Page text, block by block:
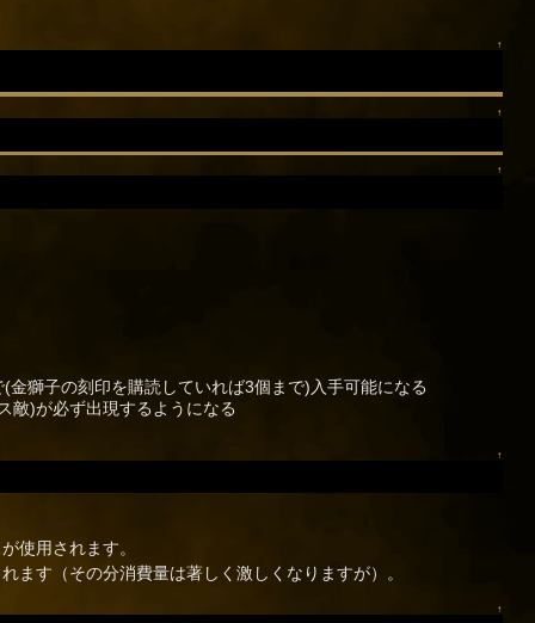
↑
↑
↑
獅子の刻印を購読していれば3個まで)入手可能になる
敵)が必ず出現するようになる
↑
使用されます。
す（その分消費量は著しく激しくなりますが）。
↑